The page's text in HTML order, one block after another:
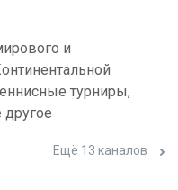
и
турниры,
Ещё 13 каналов